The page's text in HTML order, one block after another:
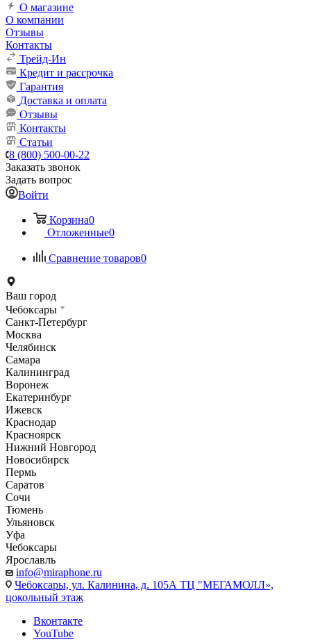
О магазине
О компании
Отзывы
Контакты
Трейд-Ин
Кредит и рассрочка
Гарантия
Доставка и оплата
Отзывы
Контакты
Статьи
8 (800) 500-00-22
Заказать звонок
Задать вопрос
Войти
Корзина0
Отложенные0
Сравнение товаров0
Ваш город
Чебоксары
Санкт-Петербург
Москва
Челябинск
Самара
Калининград
Воронеж
Екатеринбург
Ижевск
Краснодар
Красноярск
Нижний Новгород
Новосибирск
Пермь
Саратов
Сочи
Тюмень
Ульяновск
Уфа
Чебоксары
Ярославль
info@miraphone.ru
Чебоксары, ул. Калинина, д. 105А ТЦ "МЕГАМОЛЛ»,
цокольный этаж
Вконтакте
YouTube